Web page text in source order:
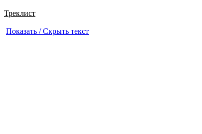
Треклист
Показать / Скрыть текст